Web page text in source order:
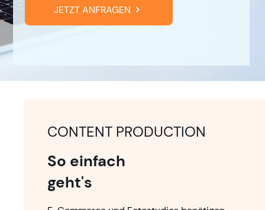
JETZT ANFRAGEN
CONTENT PRODUCTION
So einfach
geht's